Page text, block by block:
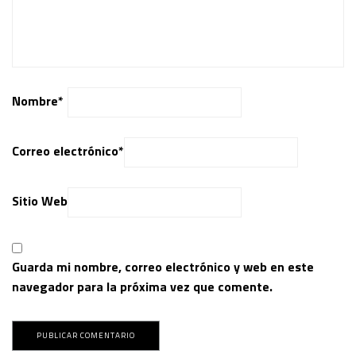
Nombre*
Correo electrónico*
Sitio Web
Guarda mi nombre, correo electrónico y web en este
navegador para la próxima vez que comente.